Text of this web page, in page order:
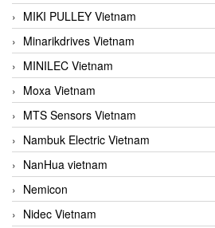
MIKI PULLEY Vietnam
Minarikdrives Vietnam
MINILEC Vietnam
Moxa Vietnam
MTS Sensors Vietnam
Nambuk Electric Vietnam
NanHua vietnam
Nemicon
Nidec Vietnam